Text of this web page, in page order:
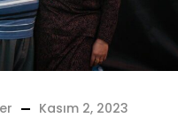
Kasım 2, 2023